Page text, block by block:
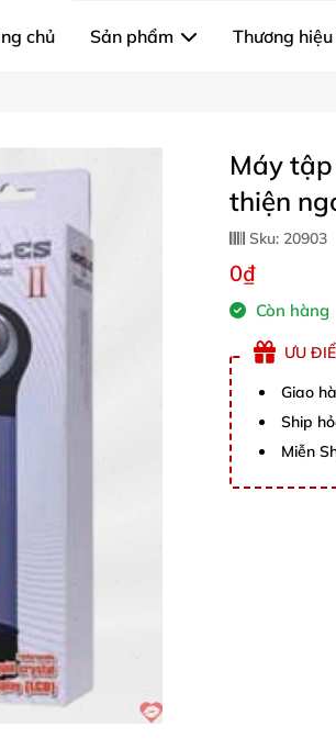
chủ Sản phẩm Thương hiệu
Máy
thiện
Sku: 20903
0₫
Còn hàng
ƯU
Giao
Ship
Miễn